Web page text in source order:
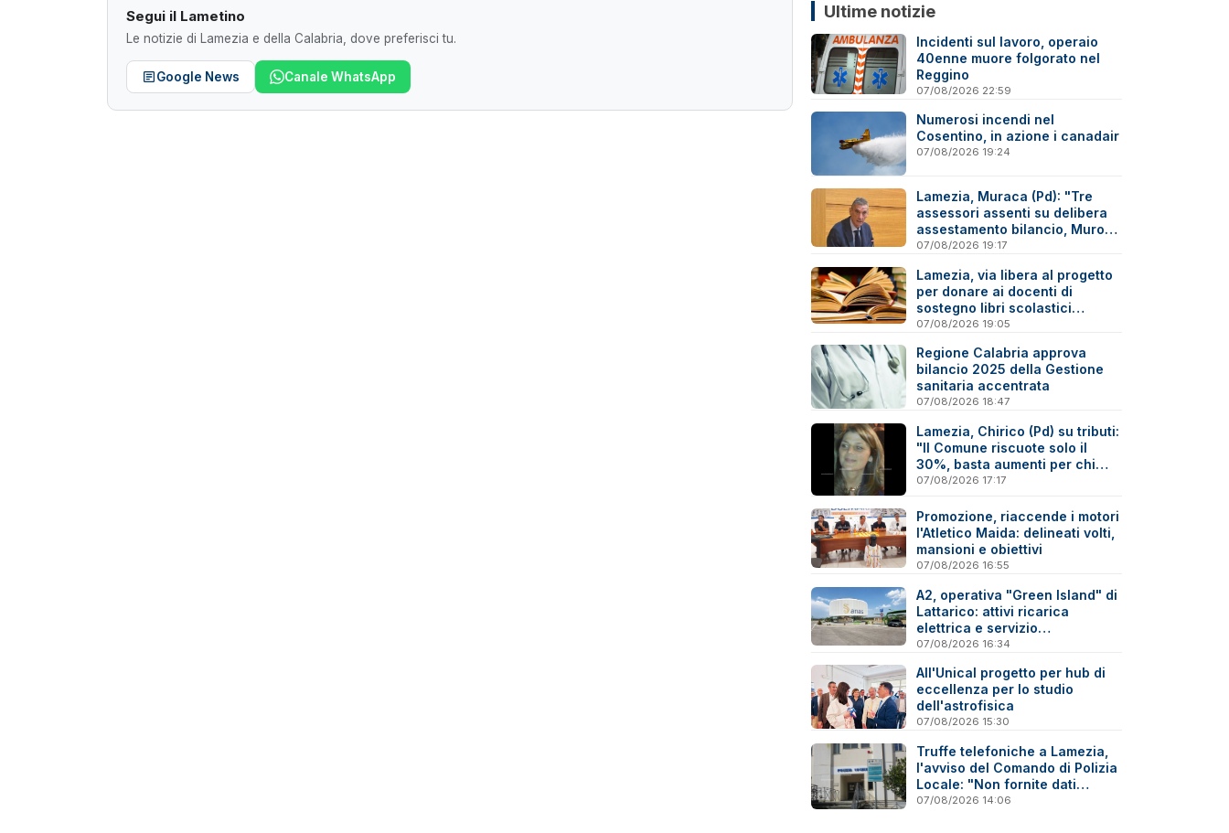
Segui il Lametino
Le notizie di Lamezia e della Calabria, dove preferisci tu.
Google News Canale WhatsApp
Ultime notizie
Incidenti sul lavoro, operaio
40enne muore folgorato nel
Reggino
07/08/2026 22:59
Numerosi incendi nel
Cosentino, in azione i canadair
07/08/2026 19:24
Lamezia, Muraca (Pd): "Tre
assessori assenti su delibera
assestamento bilancio, Murone
in difficoltà"
07/08/2026 19:17
Lamezia, via libera al progetto
per donare ai docenti di
sostegno libri scolastici
destinati al macero
07/08/2026 19:05
Regione Calabria approva
bilancio 2025 della Gestione
sanitaria accentrata
07/08/2026 18:47
Lamezia, Chirico (Pd) su tributi:
"Il Comune riscuote solo il
30%, basta aumenti per chi
paga"
07/08/2026 17:17
Promozione, riaccende i motori
l'Atletico Maida: delineati volti,
mansioni e obiettivi
07/08/2026 16:55
A2, operativa "Green Island" di
Lattarico: attivi ricarica
elettrica e servizio
sperimentale di soccorso
07/08/2026 16:34
All'Unical progetto per hub di
eccellenza per lo studio
dell'astrofisica
07/08/2026 15:30
Truffe telefoniche a Lamezia,
l'avviso del Comando di Polizia
Locale: "Non fornite dati
personali"
07/08/2026 14:06